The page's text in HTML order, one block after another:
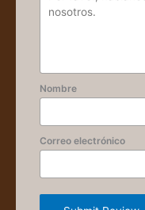
Nombre
Correo electrónico